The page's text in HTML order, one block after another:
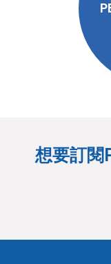
想要訂閱